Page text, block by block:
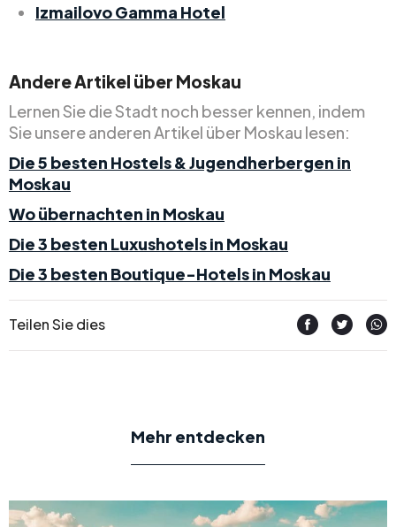
Izmailovo Gamma Hotel
Andere Artikel über Moskau
Lernen Sie die Stadt noch besser kennen, indem
Sie unsere anderen Artikel über Moskau lesen:
Die 5 besten Hostels & Jugendherbergen in
Moskau
Wo übernachten in Moskau
Die 3 besten Luxushotels in Moskau
Die 3 besten Boutique-Hotels in Moskau
Teilen Sie dies
Mehr entdecken